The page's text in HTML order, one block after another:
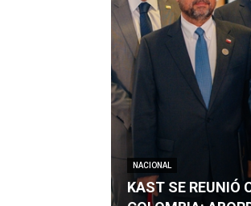
NACIONAL
KAST SE REUNIÓ